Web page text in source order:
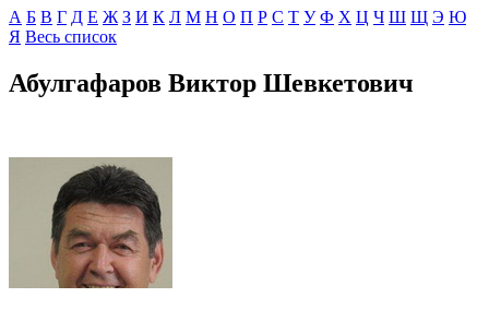
А Б В Г Д E Ж З И К Л М Н О П Р С Т У Ф Х Ц Ч Ш Щ Э Ю
Я Весь список
Абулгафаров Виктор Шевкетович